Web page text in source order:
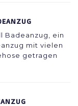
Badeanzug, ein
mit vielen
getragen
Sie mit